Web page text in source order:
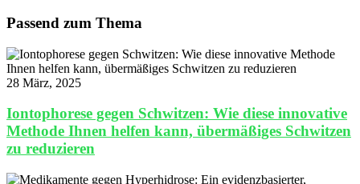
Passend zum Thema
28 März, 2025
Iontophorese gegen Schwitzen: Wie diese innovative
Methode Ihnen helfen kann, übermäßiges Schwitzen
zu reduzieren